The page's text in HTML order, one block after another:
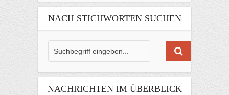
NACH STICHWORTEN SUCHEN
NACHRICHTEN IM ÜBERBLICK